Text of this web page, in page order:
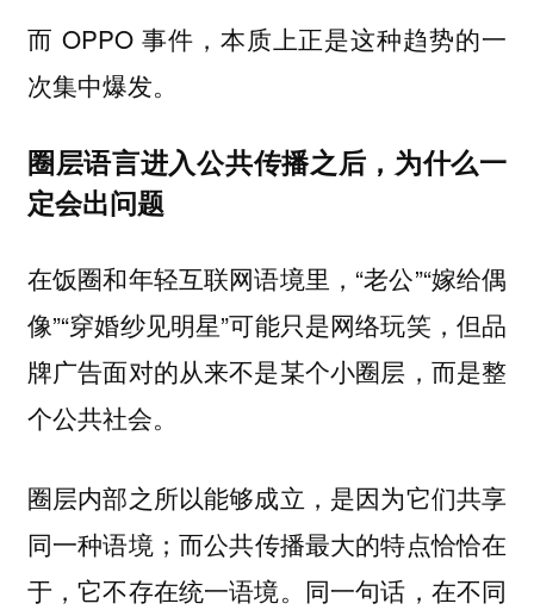
而 OPPO 事件，本质上正是这种趋势的一
次集中爆发。
圈层语言进入公共传播之后，为什么一
定会出问题
在饭圈和年轻互联网语境里，“老公”“嫁给偶
像”“穿婚纱见明星”可能只是网络玩笑，但品
牌广告面对的从来不是某个小圈层，而是整
个公共社会。
圈层内部之所以能够成立，是因为它们共享
同一种语境；而公共传播最大的特点恰恰在
于，它不存在统一语境。同一句话，在不同